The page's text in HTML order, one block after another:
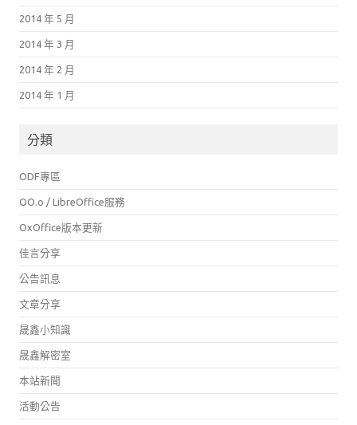
2014 年 5 月
2014 年 3 月
2014 年 2 月
2014 年 1 月
分類
ODF專區
OO.o / LibreOffice服務
OxOffice版本更新
佳言分享
公告訊息
文章分享
晟鑫小知識
晟鑫解密室
本站新聞
活動公告